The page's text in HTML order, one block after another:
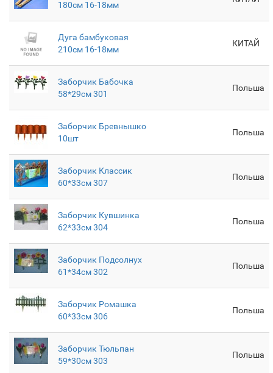
180см 16-18мм
Дуга бамбуковая
210см 16-18мм
КИТАЙ
Заборчик Бабочка
58*29см 301
Польша
Заборчик Бревнышко
10шт
Польша
Заборчик Классик
60*33см 307
Польша
Заборчик Кувшинка
62*33см 304
Польша
Заборчик Подсолнух
61*34см 302
Польша
Заборчик Ромашка
60*33см 306
Польша
Заборчик Тюльпан
59*30см 303
Польша